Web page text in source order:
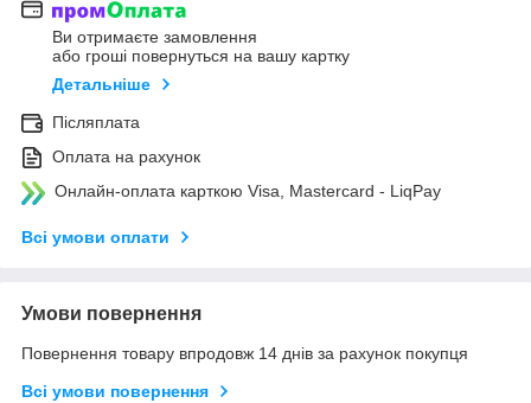
Ви отримаєте замовлення
або гроші повернуться на вашу картку
Детальніше
Післяплата
Оплата на рахунок
Онлайн-оплата карткою Visa, Mastercard - LiqPay
Всі умови оплати
Умови повернення
Повернення товару впродовж 14 днів за рахунок покупця
Всі умови повернення